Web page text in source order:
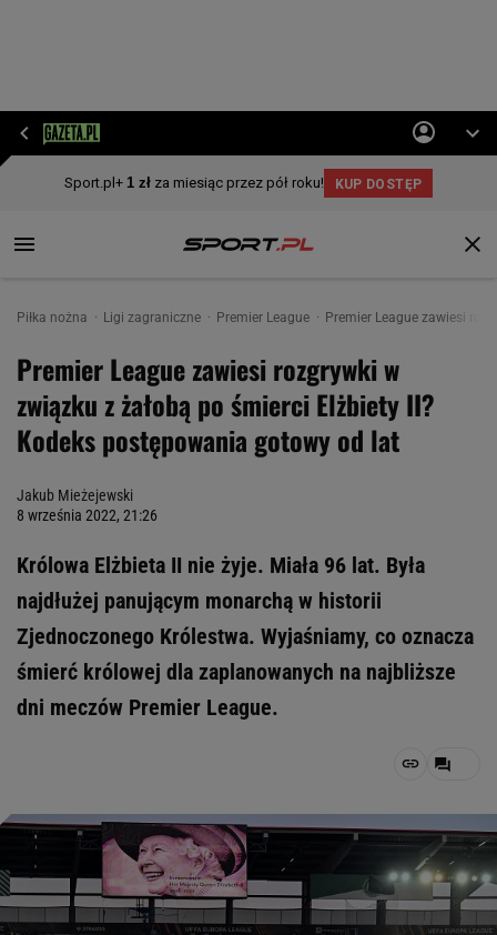
Piłka nożna Ligi zagraniczne Premier League Premier League zawiesi
Premier League zawiesi rozgrywki w
związku z żałobą po śmierci Elżbiety II?
Kodeks postępowania gotowy od lat
Jakub Mieżejewski
8 września 2022, 21:26
Królowa Elżbieta II nie żyje. Miała 96 lat. Była
najdłużej panującym monarchą w historii
Zjednoczonego Królestwa. Wyjaśniamy, co oznacza
śmierć królowej dla zaplanowanych na najbliższe
dni meczów Premier League.